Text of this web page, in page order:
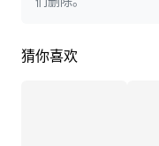
猜你喜欢